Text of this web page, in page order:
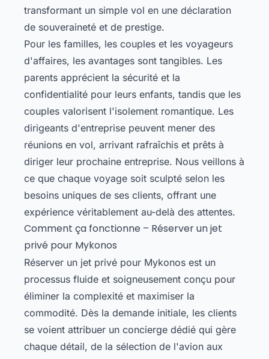
transformant un simple vol en une déclaration
de souveraineté et de prestige.
Pour les familles, les couples et les voyageurs
d'affaires, les avantages sont tangibles. Les
parents apprécient la sécurité et la
confidentialité pour leurs enfants, tandis que les
couples valorisent l'isolement romantique. Les
dirigeants d'entreprise peuvent mener des
réunions en vol, arrivant rafraîchis et prêts à
diriger leur prochaine entreprise. Nous veillons à
ce que chaque voyage soit sculpté selon les
besoins uniques de ses clients, offrant une
expérience véritablement au-delà des attentes.
Comment ça fonctionne – Réserver un jet
privé pour Mykonos
Réserver un jet privé pour Mykonos est un
processus fluide et soigneusement conçu pour
éliminer la complexité et maximiser la
commodité. Dès la demande initiale, les clients
se voient attribuer un concierge dédié qui gère
chaque détail, de la sélection de l'avion aux